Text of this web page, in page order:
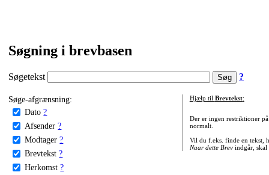
Søgning i brevbasen
Søgetekst ?
Søge-afgrænsning:
Dato ?
Afsender ?
Modtager ?
Brevtekst ?
Herkomst ?
Hjælp til Brevtekst:
Der er ingen restriktioner
normalt.
Vil du f.eks. finde en tekst,
Naar dette Brevindgår, skal